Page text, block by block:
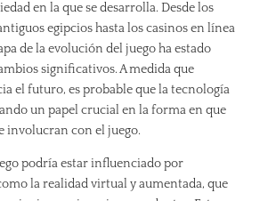
en la que se desarrolla. Desde los
egipcios hasta los casinos en línea
de la evolución del juego ha estado
significativos. A medida que
el futuro, es probable que la tecnología
un papel crucial en la forma en que
involucran con el juego.
podría estar influenciado por
la realidad virtual y aumentada, que